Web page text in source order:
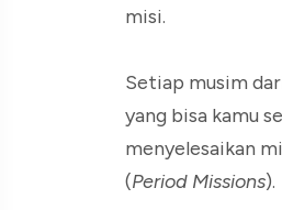
misi.
Setiap musim
yang bisa kamu
menyelesaikan
(Period Missions).